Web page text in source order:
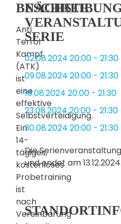
Anti
Terror
Kampf
(ATK)
ist
eine
effektive
Selbstverteidigung.
Ein
14-
tägiges,
kostenloses
Probetraining
ist
nach
Vereinbarung
NÄCHSTE
SERIE
02.08.2024 20:00 - 21:30
09.08.2024 20:00 - 21:30
16.08.2024 20:00 - 21:30
23.08.2024 20:00 - 21:30
30.08.2024 20:00 - 21:30
Die
und endet am 13.12.2024.